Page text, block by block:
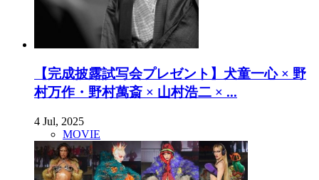
【完成披露試写会プレゼント】犬童一心 × 野
村万作・野村萬斎 × 山村浩二 × ...
4 Jul, 2025
MOVIE